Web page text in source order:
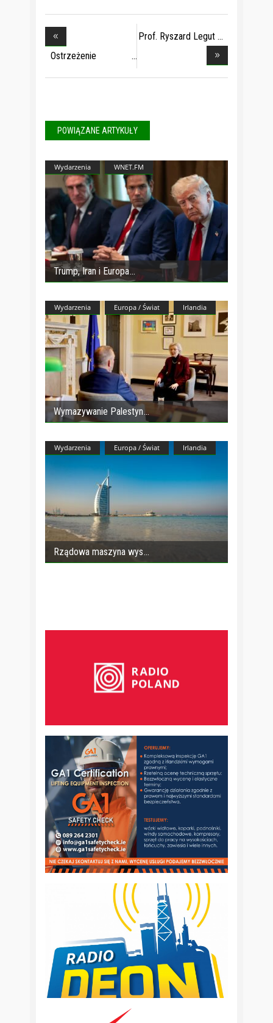
Ostrzeżenie
Prof. Ryszard Legut
POWIĄZANE ARTYKUŁY
Wydarzenia WNET.FM
Trump, Iran i Europa
Wydarzenia Europa / Świat Irlandia
Wymazywanie Palestyn
Wydarzenia Europa / Świat Irlandia
Rządowa maszyna wys